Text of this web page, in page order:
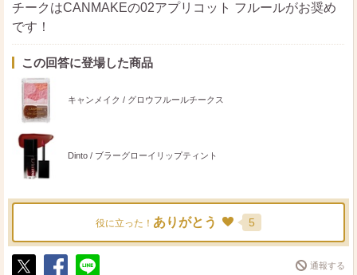
チークはCANMAKEの02アプリコット フルールがお奨め
です！
この回答に登場した商品
キャンメイク / グロウフルールチークス
Dinto / ブラーグローイリップティント
役に立った！ ありがとう 5
通報する